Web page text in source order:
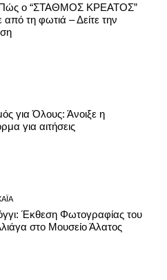
Πώς ο “ΣΤΑΘΜΟΣ ΚΡΕΑΤΟΣ”
τη φωτιά – Δείτε την
για Όλους: Άνοιξε η
για αιτήσεις
Έκθεση Φωτογραφίας του
στο Μουσείο Άλατος